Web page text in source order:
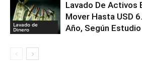
Lavado de
Dinero
Lavado De Activos
Mover Hasta USD
Año, Según Estudio